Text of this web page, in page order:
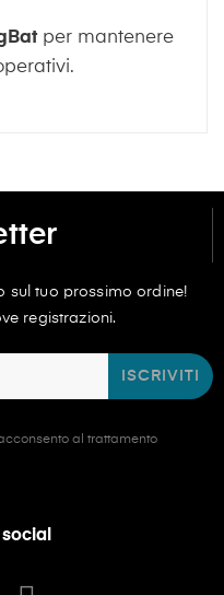
per mantenere
sul tuo prossimo ordine!
registrazioni.
ISCRIVITI
al trattamento